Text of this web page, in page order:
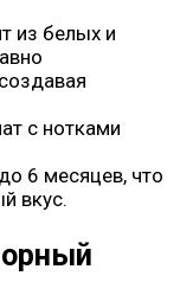
из белых и
с нотками
6 месяцев, что
вкус.